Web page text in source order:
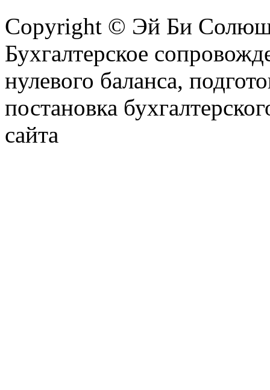
Copyright © Эй Би
Бухгалтерское
нулевого баланса,
постановка
сайта